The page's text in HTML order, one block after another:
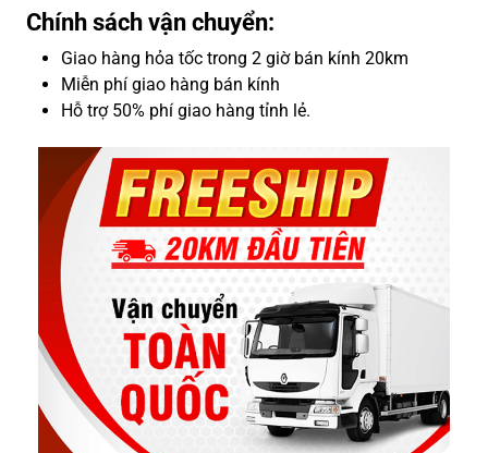
Chính sách vận chuyển:
Giao hàng hỏa tốc trong 2 giờ bán kính 20km
Miễn phí giao hàng bán kính
Hỗ trợ 50% phí giao hàng tỉnh lẻ.